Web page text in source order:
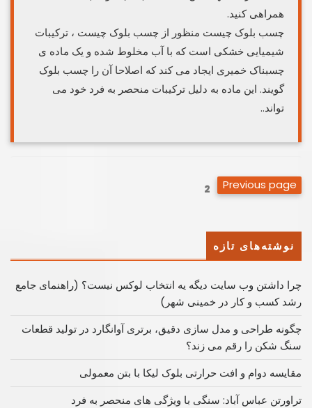
همراهی کنید.
چسب بلوک چیست منظور از چسب بلوک چیست ، ترکیبات
شیمیایی خشکی است که با آب مخلوط شده و یک ماده ی
چسبناک خمیری ایجاد می کند که اصلاحا آن را چسب بلوک
گویند. این ماده به دلیل ترکیبات منحصر به فرد خود می
تواند..
صفحه‌بندی
Previous page
2
نوشته‌های تازه
چرا داشتن وب سایت دیگه یه انتخاب لوکس نیست؟ (راهنمای جامع
رشد کسب ‌و کار در خمینی ‌شهر)
چگونه طراحی و مدل سازی دقیق، برتری آوانگارد در تولید قطعات
سنگ شکن را رقم می زند؟
مقایسه دوام و افت حرارتی بلوک لیکا با بتن معمولی
تراورتن عباس آباد: سنگی با ویژگی های منحصر به فرد